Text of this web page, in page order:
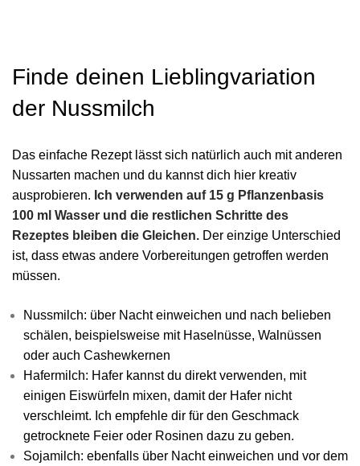
Finde deinen Lieblingvariation
der Nussmilch
Das einfache Rezept lässt sich natürlich auch mit anderen
Nussarten machen und du kannst dich hier kreativ
ausprobieren. Ich verwenden auf 15 g Pflanzenbasis
100 ml Wasser und die restlichen Schritte des
Rezeptes bleiben die Gleichen. Der einzige Unterschied
ist, dass etwas andere Vorbereitungen getroffen werden
müssen.
Nussmilch: über Nacht einweichen und nach belieben
schälen, beispielsweise mit Haselnüsse, Walnüssen
oder auch Cashewkernen
Hafermilch: Hafer kannst du direkt verwenden, mit
einigen Eiswürfeln mixen, damit der Hafer nicht
verschleimt. Ich empfehle dir für den Geschmack
getrocknete Feier oder Rosinen dazu zu geben.
Sojamilch: ebenfalls über Nacht einweichen und vor dem